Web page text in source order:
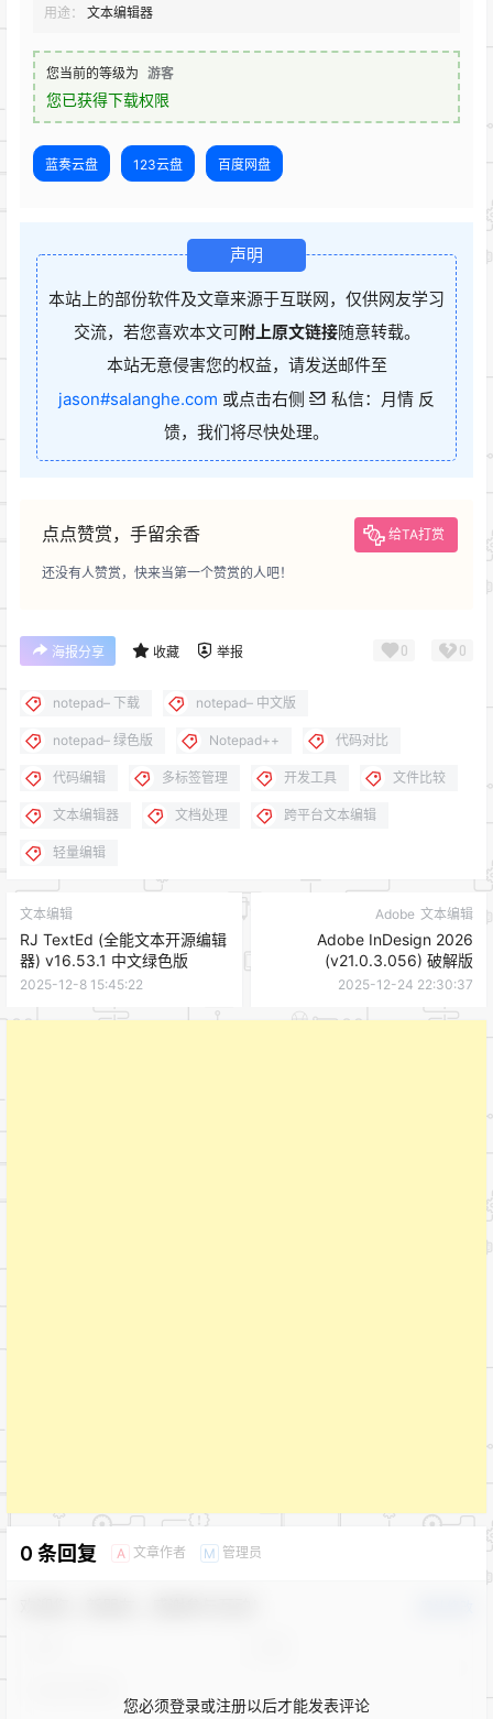
用途：
文本编辑器
您当前的等级为 游客
您已获得下载权限
蓝奏云盘 123云盘 百度网盘
声明
本站上的部份软件及文章来源于互联网，仅供网友学习
交流，若您喜欢本文可附上原文链接随意转载。
本站无意侵害您的权益，请发送邮件至
jason#salanghe.com 或点击右侧
私信：月情 反
馈，我们将尽快处理。
点点赞赏，手留余香 给TA打赏
还没有人赞赏，快来当第一个赞赏的人吧！
海报分享 收藏 举报 0 0
notepad– 下载 notepad– 中文版
notepad– 绿色版 Notepad++ 代码对比
代码编辑 多标签管理 开发工具 文件比较
文本编辑器 文档处理 跨平台文本编辑
轻量编辑
文本编辑
RJ TextEd (全能文本开源编辑
器) v16.53.1 中文绿色版
2025-12-8 15:45:22
Adobe 文本编辑
Adobe InDesign 2026
(v21.0.3.056) 破解版
2025-12-24 22:30:37
0 条回复 A 文章作者 M 管理员
您必须登录或注册以后才能发表评论